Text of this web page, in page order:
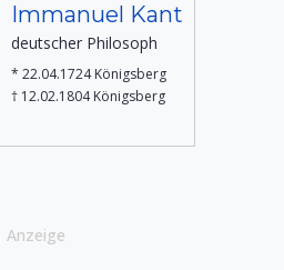
Immanuel Kant
deutscher Philosoph
* 22.04.1724 Königsberg
† 12.02.1804 Königsberg
Anzeige